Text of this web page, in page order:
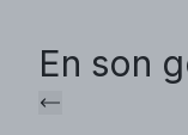
En son